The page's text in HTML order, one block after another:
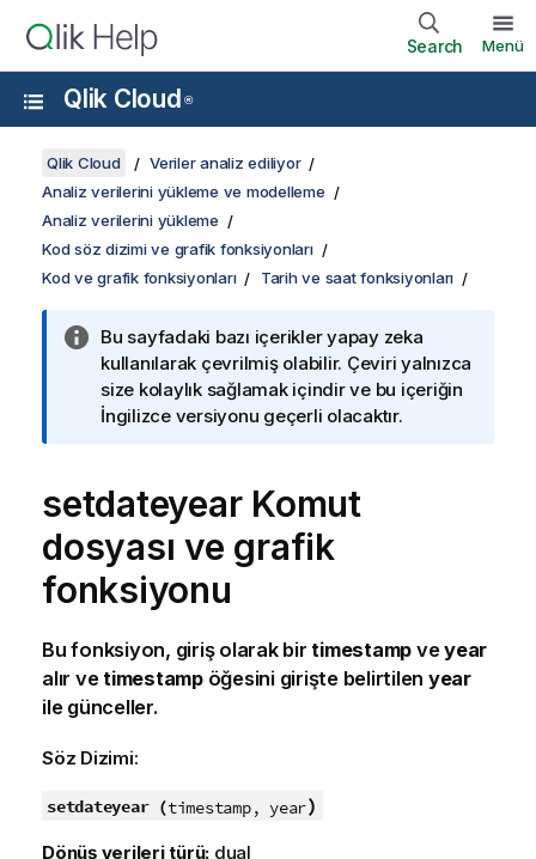
Search Menü
Qlik Cloud ®
Qlik Cloud
Veriler analiz ediliyor
Analiz verilerini yükleme ve modelleme
Analiz verilerini yükleme
Kod söz dizimi ve grafik fonksiyonları
Kod ve grafik fonksiyonları
Tarih ve saat fonksiyonları
Bu sayfadaki bazı içerikler yapay zeka
kullanılarak çevrilmiş olabilir. Çeviri yalnızca
size kolaylık sağlamak içindir ve bu içeriğin
İngilizce versiyonu geçerli olacaktır.
setdateyear Komut
dosyası ve grafik
fonksiyonu
Bu fonksiyon, giriş olarak bir timestamp veyear
alır ve timestamp öğesini girişte belirtilen year
ile günceller.
Söz Dizimi:
setdateyear (timestamp, year)
Dönüş verileri türü: dual